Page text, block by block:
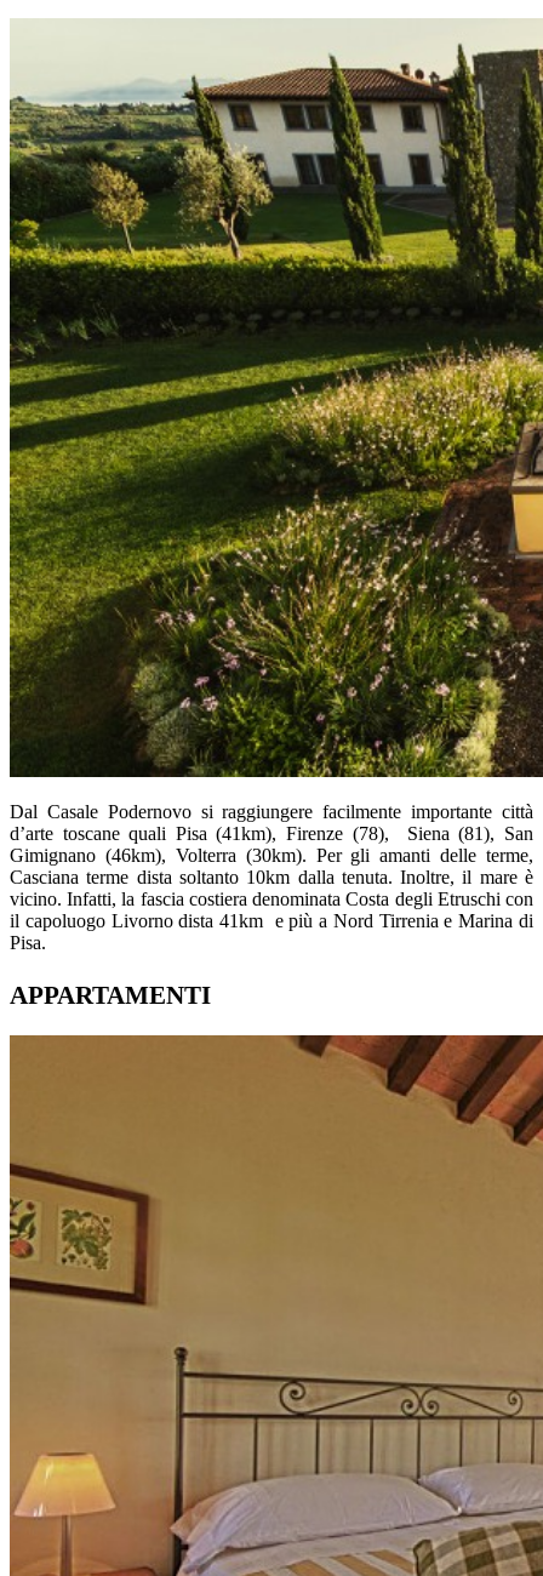
Dal Casale Podernovo si raggiungere facilmente importante città
d’arte toscane quali Pisa (41km), Firenze (78), Siena (81), San
Gimignano (46km), Volterra (30km). Per gli amanti delle terme,
Casciana terme dista soltanto 10km dalla tenuta. Inoltre, il mare è
vicino. Infatti, la fascia costiera denominata Costa degli Etruschi con
il capoluogo Livorno dista 41km e più a Nord Tirrenia e Marina di
Pisa.
APPARTAMENTI